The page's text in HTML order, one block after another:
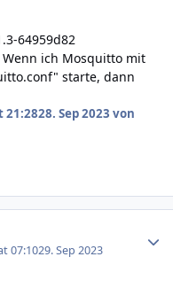
64959d82
ich Mosquitto mit
starte, dann
21:2828. Sep 2023 von
07:1029. Sep 2023